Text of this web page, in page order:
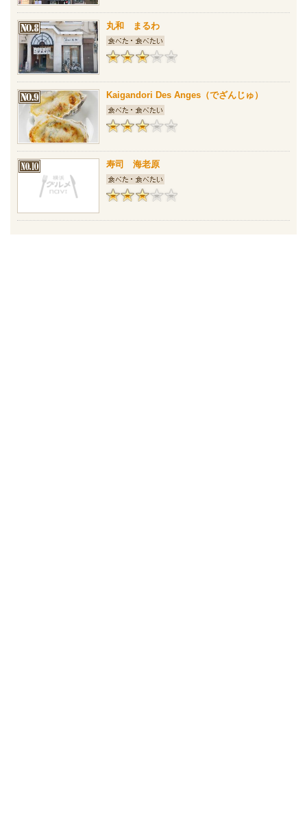
丸和 まるわ
Kaigandori Des Anges（でざんじゅ）
寿司 海老原